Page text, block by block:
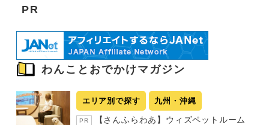
PR
わんことおでかけマガジン
エリア別で探す 九州・沖縄
PR
【さんふらわあ】ウィズペットルーム